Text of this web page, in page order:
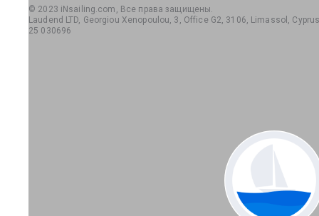
© 2023 iNsailing.com, Все права защищены.
Laudend LTD, Georgiou Xenopoulou, 3, Office G2, 3106, Limassol,
25 030696